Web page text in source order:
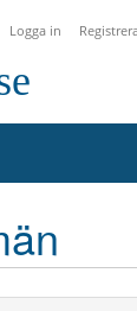
Logga in